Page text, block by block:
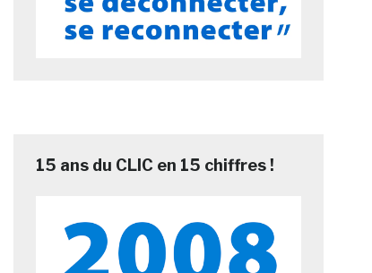
15 ans du CLIC en 15 chiffres !